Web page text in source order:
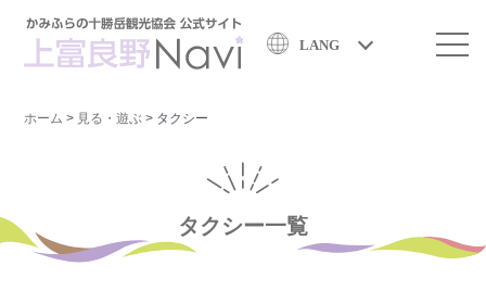
LANG
ホーム > 見る・遊ぶ > タクシー
タクシー一覧